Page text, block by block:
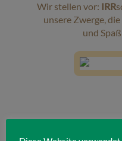
Wir stellen vor: IRR
unsere Zwerge,
und